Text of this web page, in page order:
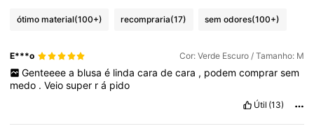
ótimo material(100+) recompraria(17) sem odores(100+)
E***o Cor: Verde Escuro / Tamanho: M
Genteeee a blusa é linda cara de cara , podem comprar sem
medo .Veiosuper rá pido
Útil (13)